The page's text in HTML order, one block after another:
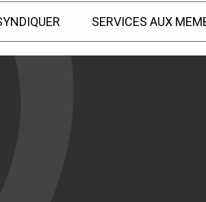
SERVICES AUX